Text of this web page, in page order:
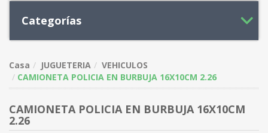
Categorías
Casa JUGUETERIA
VEHICULOS
CAMIONETA POLICIA EN BURBUJA 16X10CM 2.26
CAMIONETA POLICIA EN BURBUJA 16X10CM
2.26